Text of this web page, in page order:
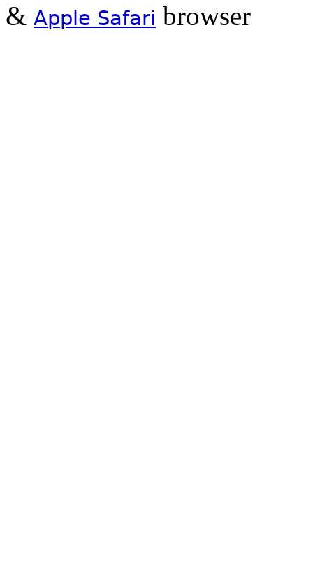
& Apple Safari browser